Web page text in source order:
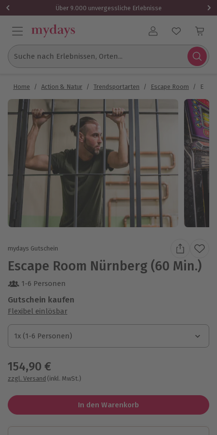
Über 9.000 unvergessliche Erlebnisse
Benutzerkonto
Suche nach Erlebnissen, Orten...
Home / Action & Natur / Trendsportarten / Escape Room /
mydays Gutschein
Escape Room Nürnberg (60 Min.)
1-6 Personen
Gutschein kaufen
Flexibel einlösbar
1x (1-6 Personen)
1x (1-6 Personen)
1x (1-6 Personen)
154,90 €
zzgl. Versand (inkl. MwSt.)
In den Warenkorb